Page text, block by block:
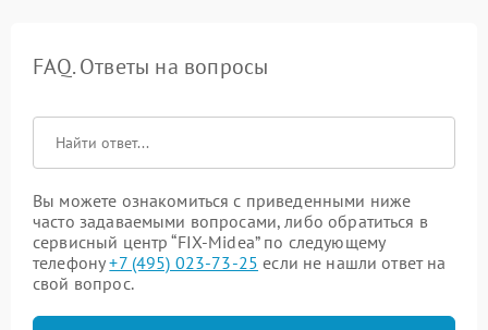
FAQ. Ответы на вопросы
Вы можете ознакомиться с приведенными ниже
часто задаваемыми вопросами, либо обратиться в
сервисный центр “FIX-Midea” по следующему
телефону+7 (495) 023-73-25 если не нашли ответ на
свой вопрос.